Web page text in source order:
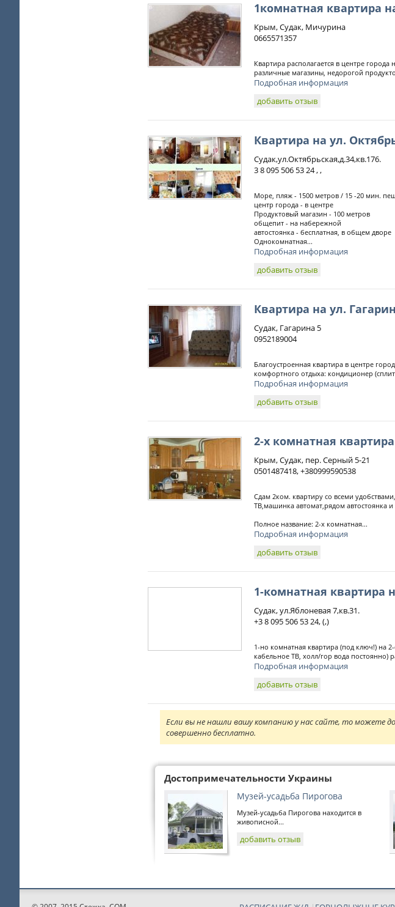
1комнатная квартира
Крым, Судак, Мичурина
0665571357
Квартира располагается в центре
различные магазины, недорогой
Подробная информация
добавить отзыв
Квартира на ул.
Судак,ул.Октябрьская,д.34,кв.176.
3 8 095 506 53 24 , ,
Море, пляж - 1500 метров / 15 -20 мин.
центр города - в центре
Продуктовый магазин - 100 метров
общепит - на набережной
автостоянка - бесплатная, в общем дворе
Однокомнатная...
Подробная информация
добавить отзыв
Квартира на ул.
Судак, Гагарина 5
0952189004
Благоустроенная квартира в центре
комфортного отдыха: кондиционер
Подробная информация
добавить отзыв
2-х комнатная
Крым, Судак, пер. Серный 5-21
0501487418, +380999590538
Сдам 2ком. квартиру со всеми
ТВ,машинка автомат,рядом автостоянка и
Полное название: 2-х комнатная...
Подробная информация
добавить отзыв
1-комнатная квартира
Судак, ул.Яблоневая 7,кв.31.
+3 8 095 506 53 24, (,)
1-но комнатная квартира (под ключ!) на
кабельное ТВ, холл/гор вода постоянно)
Подробная информация
добавить отзыв
Если вы не нашли вашу компанию у нас сайте, то можете
совершенно бесплатно.
Достопримечательности Украины
Музей-усадьба Пирогова
Музей-усадьба Пирогова находится в
живописной...
добавить отзыв